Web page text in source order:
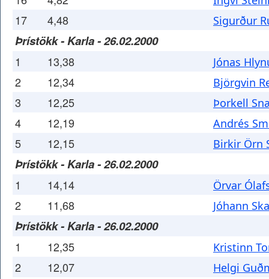
17 4,48 Sigurður
Þrístökk - Karla - 26.02.2000
1 13,38 Jónas
2 12,34 Björgvin
3 12,25 Þorkell
4 12,19 Andrés
5 12,15 Birkir Örn
Þrístökk - Karla - 26.02.2000
1 14,14 Örvar
2 11,68 Jóhann
Þrístökk - Karla - 26.02.2000
1 12,35 Kristinn
2 12,07 Helgi